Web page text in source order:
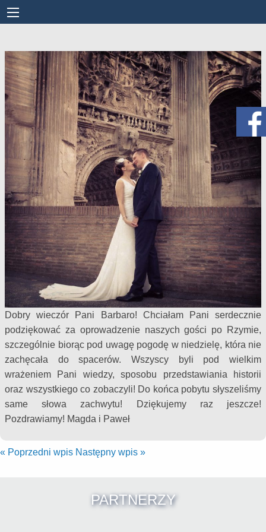
Dobry wieczór Pani Barbaro! Chciałam Pani serdecznie
podziękować za oprowadzenie naszych gości po Rzymie,
szczególnie biorąc pod uwagę pogodę w niedzielę, która nie
zachęcała do spacerów. Wszyscy byli pod wielkim
wrażeniem Pani wiedzy, sposobu przedstawiania historii
oraz wszystkiego co zobaczyli! Do końca pobytu słyszeliśmy
same słowa zachwytu! Dziękujemy raz jeszcze!
Pozdrawiamy! Magda i Paweł
« Poprzedni wpis Następny wpis »
PARTNERZY